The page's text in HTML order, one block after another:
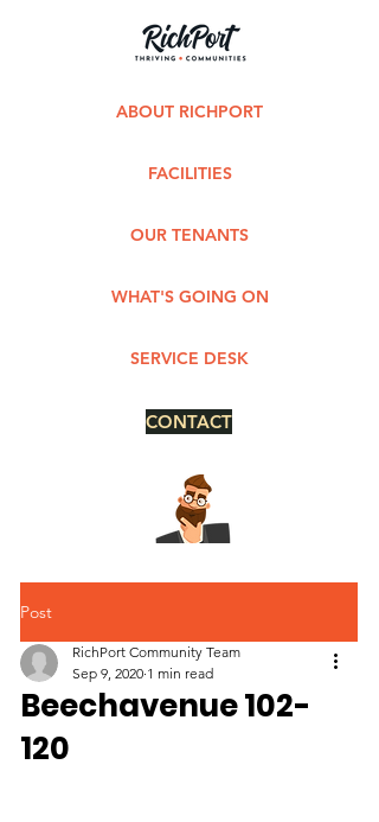
ABOUT RICHPORT
FACILITIES
OUR TENANTS
WHAT'S GOING ON
SERVICE DESK
CONTACT
Post
Beechavenue 102-
120
RichPort Community Team
Sep 9, 2020 1 min read